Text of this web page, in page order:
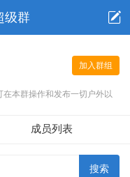
级群
加入群组
本群操作和发布一切户外以
成员列表